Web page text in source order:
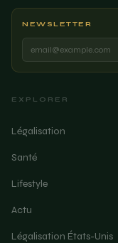
NEWSLETTER
EXPLORER
Légalisation
Santé
Lifestyle
Actu
Légalisation États-Unis